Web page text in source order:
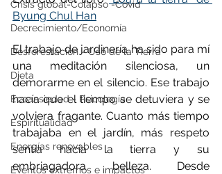
Crisis global-Colapso -Covid
Decrecimiento/Economía
Desforestación - Uso de la Tierra
Dieta
Ecoansiedad - Psicología
Espiritualidad
Energías renovables
Eventos extremos e impactos
Byung Chul Han
El trabajo de jardinería ha sido para mí
una meditación silenciosa, un
demorarme en el silencio. Ese trabajo
hacía que el tiempo se detuviera y se
volviera fragante. Cuanto más tiempo
trabajaba en el jardín, más respeto
sentía hacia la tierra y su
embriagadora belleza. Desde